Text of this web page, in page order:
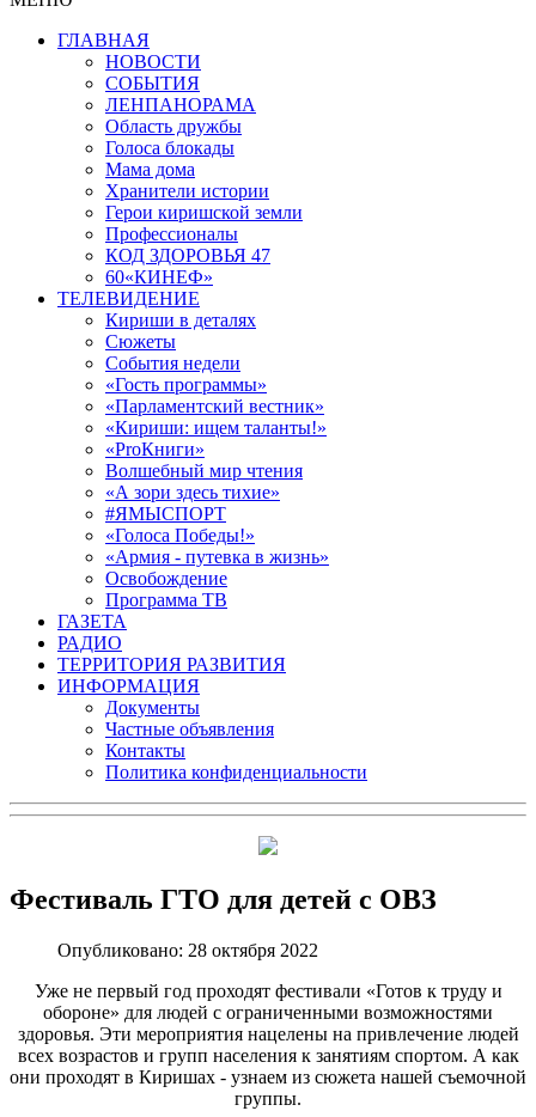
ГЛАВНАЯ
НОВОСТИ
СОБЫТИЯ
ЛЕНПАНОРАМА
Область дружбы
Голоса блокады
Мама дома
Хранители истории
Герои киришской земли
Профессионалы
КОД ЗДОРОВЬЯ 47
60«КИНЕФ»
ТЕЛЕВИДЕНИЕ
Кириши в деталях
Сюжеты
События недели
«Гость программы»
«Парламентский вестник»
«Кириши: ищем таланты!»
«ProКниги»
Волшебный мир чтения
«А зори здесь тихие»
#ЯМЫСПОРТ
«Голоса Победы!»
«Армия - путевка в жизнь»
Освобождение
Программа ТВ
ГАЗЕТА
РАДИО
ТЕРРИТОРИЯ РАЗВИТИЯ
ИНФОРМАЦИЯ
Документы
Частные объявления
Контакты
Политика конфиденциальности
Фестиваль ГТО для детей с ОВЗ
Опубликовано: 28 октября 2022
Уже не первый год проходят фестивали «Готов к труду и
обороне» для людей с ограниченными возможностями
здоровья. Эти мероприятия нацелены на привлечение людей
всех возрастов и групп населения к занятиям спортом. А как
они проходят в Киришах - узнаем из сюжета нашей съемочной
группы.